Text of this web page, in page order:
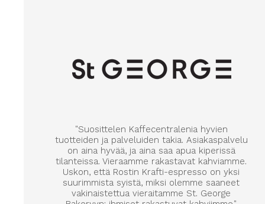
"Suosittelen Kaffecentralenia hyvien
tuotteiden ja palveluiden takia. Asiakaspalvelu
on aina hyvää, ja aina saa apua kiperissä
tilanteissa. Vieraamme rakastavat kahviamme.
Uskon, että Rostin Krafti-espresso on yksi
suurimmista syistä, miksi olemme saaneet
vakinaistettua vieraitamme St. George